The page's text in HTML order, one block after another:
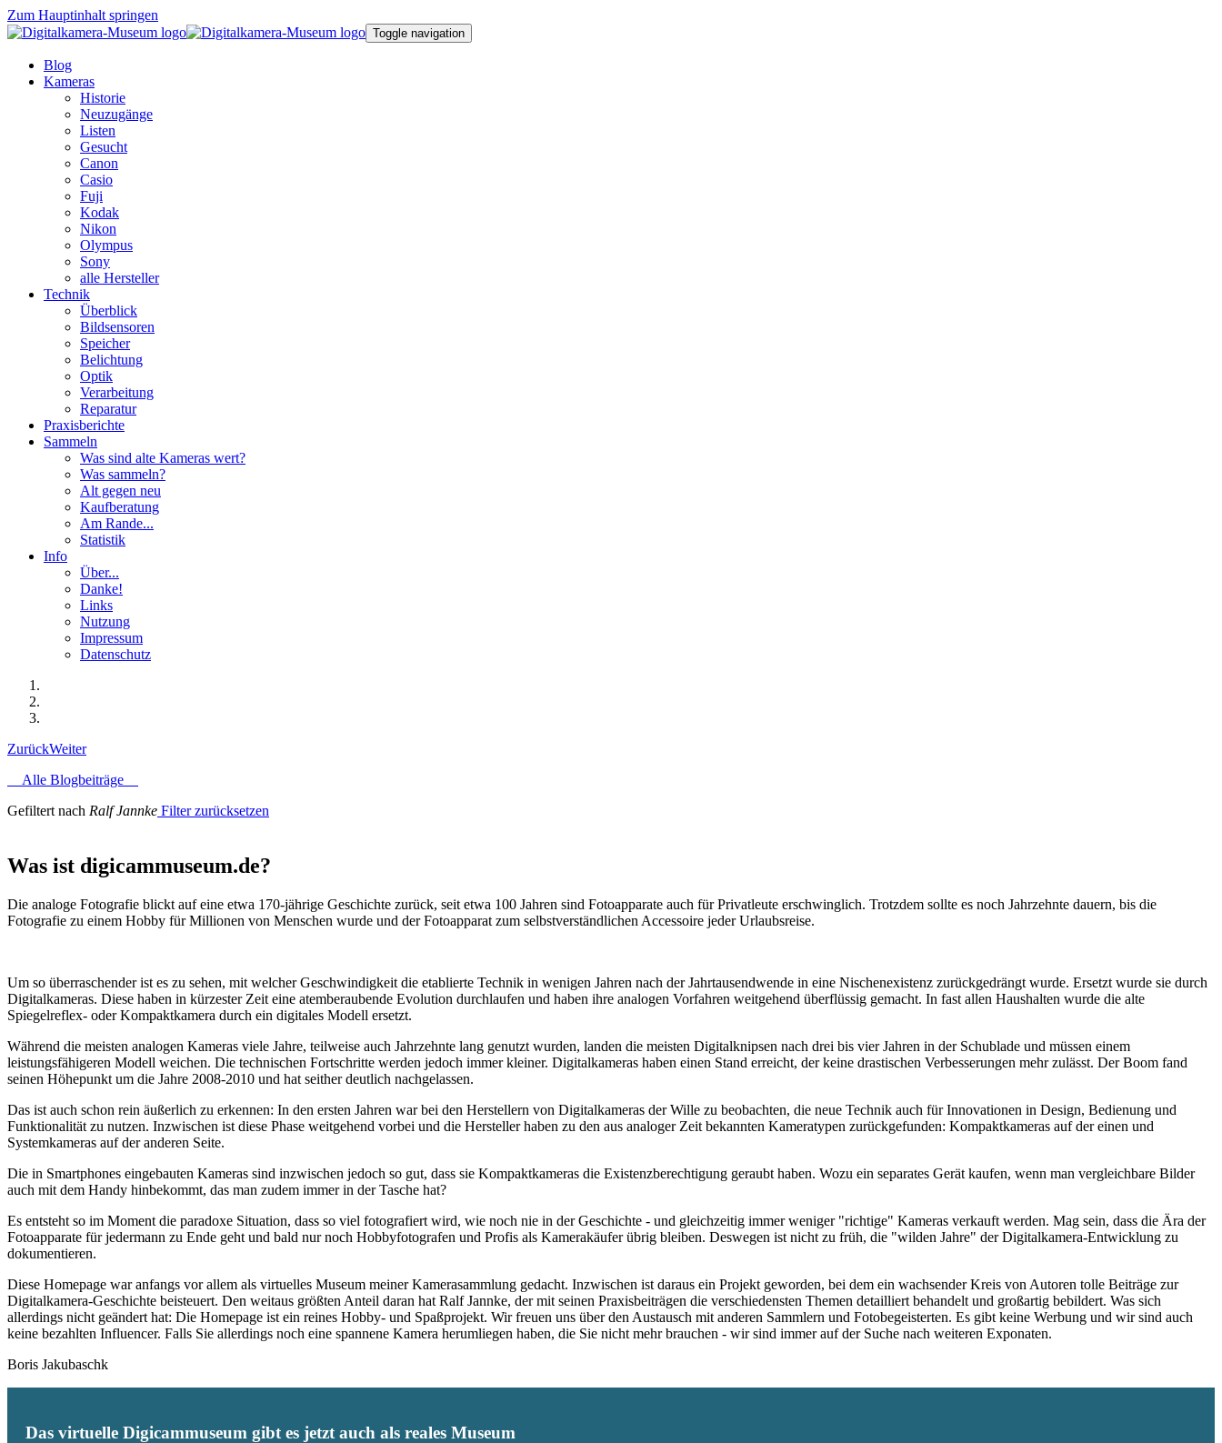
Zum Hauptinhalt springen
Toggle navigation
Blog
Kameras
Historie
Neuzugänge
Listen
Gesucht
Canon
Casio
Fuji
Kodak
Nikon
Olympus
Sony
alle Hersteller
Technik
Überblick
Bildsensoren
Speicher
Belichtung
Optik
Verarbeitung
Reparatur
Praxisberichte
Sammeln
Was sind alte Kameras wert?
Was sammeln?
Alt gegen neu
Kaufberatung
Am Rande...
Statistik
Info
Über...
Danke!
Links
Nutzung
Impressum
Datenschutz
ZurückWeiter
Alle Blogbeiträge
Gefiltert nach Ralf Jannke Filter zurücksetzen
Was ist digicammuseum.de?
Die analoge Fotografie blickt auf eine etwa 170-jährige Geschichte zurück, seit etwa 100 Jahren sind Fotoapparate auch für Privatleute erschwinglich. Trotzdem sollte es noch Jahrzehnte dauern, bis die
Fotografie zu einem Hobby für Millionen von Menschen wurde und der Fotoapparat zum selbstverständlichen Accessoire jeder Urlaubsreise.
Um so überraschender ist es zu sehen, mit welcher Geschwindigkeit die etablierte Technik in wenigen Jahren nach der Jahrtausendwende in eine Nischenexistenz zurückgedrängt wurde. Ersetzt wurde sie durch
Digitalkameras. Diese haben in kürzester Zeit eine atemberaubende Evolution durchlaufen und haben ihre analogen Vorfahren weitgehend überflüssig gemacht. In fast allen Haushalten wurde die alte
Spiegelreflex- oder Kompaktkamera durch ein digitales Modell ersetzt.
Während die meisten analogen Kameras viele Jahre, teilweise auch Jahrzehnte lang genutzt wurden, landen die meisten Digitalknipsen nach drei bis vier Jahren in der Schublade und müssen einem
leistungsfähigeren Modell weichen. Die technischen Fortschritte werden jedoch immer kleiner. Digitalkameras haben einen Stand erreicht, der keine drastischen Verbesserungen mehr zulässt. Der Boom fand
seinen Höhepunkt um die Jahre 2008-2010 und hat seither deutlich nachgelassen.
Das ist auch schon rein äußerlich zu erkennen: In den ersten Jahren war bei den Herstellern von Digitalkameras der Wille zu beobachten, die neue Technik auch für Innovationen in Design, Bedienung und
Funktionalität zu nutzen. Inzwischen ist diese Phase weitgehend vorbei und die Hersteller haben zu den aus analoger Zeit bekannten Kameratypen zurückgefunden: Kompaktkameras auf der einen und
Systemkameras auf der anderen Seite.
Die in Smartphones eingebauten Kameras sind inzwischen jedoch so gut, dass sie Kompaktkameras die Existenzberechtigung geraubt haben. Wozu ein separates Gerät kaufen, wenn man vergleichbare Bilder
auch mit dem Handy hinbekommt, das man zudem immer in der Tasche hat?
Es entsteht so im Moment die paradoxe Situation, dass so viel fotografiert wird, wie noch nie in der Geschichte - und gleichzeitig immer weniger "richtige" Kameras verkauft werden. Mag sein, dass die Ära der
Fotoapparate für jedermann zu Ende geht und bald nur noch Hobbyfotografen und Profis als Kamerakäufer übrig bleiben. Deswegen ist nicht zu früh, die "wilden Jahre" der Digitalkamera-Entwicklung zu
dokumentieren.
Diese Homepage war anfangs vor allem als virtuelles Museum meiner Kamerasammlung gedacht. Inzwischen ist daraus ein Projekt geworden, bei dem ein wachsender Kreis von Autoren tolle Beiträge zur
Digitalkamera-Geschichte beisteuert. Den weitaus größten Anteil daran hat Ralf Jannke, der mit seinen Praxisbeiträgen die verschiedensten Themen detailliert behandelt und großartig bebildert. Was sich
allerdings nicht geändert hat: Die Homepage ist ein reines Hobby- und Spaßprojekt. Wir freuen uns über den Austausch mit anderen Sammlern und Fotobegeisterten. Es gibt keine Werbung und wir sind auch
keine bezahlten Influencer. Falls Sie allerdings noch eine spannene Kamera herumliegen haben, die Sie nicht mehr brauchen - wir sind immer auf der Suche nach weiteren Exponaten.
Boris Jakubaschk
Das virtuelle Digicammuseum gibt es jetzt auch als reales Museum